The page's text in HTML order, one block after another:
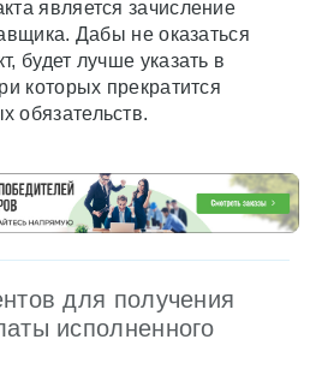
является зачисление
Дабы не оказаться
будет лучше указать в
которых прекратится
обязательств.
для получения
исполненного